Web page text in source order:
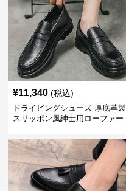
¥11,340 (税込)
ドライビングシューズ 厚底革製
スリッポン風紳士用ローファー